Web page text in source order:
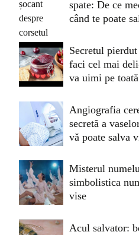
spate: De ce
când te poate
Secretul
faci cel mai
va uimi pe
Angiografia
secretă a
vă poate salva
Misterul
simbolistica
vise
Acul salvator: